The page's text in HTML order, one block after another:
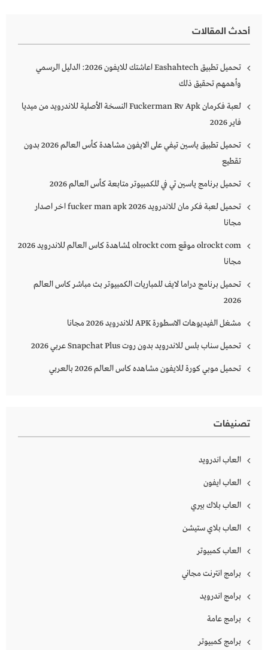
أحدث المقالات
تحميل تطبيق Eashahtech اعاشتك للايفون 2026: الدليل الرسمي
وأهمهم تحقيق ذلك
لعبة فكرمان Fuckerman Rv Apk النسخة الأصلية للاندرويد من ميديا
فاير 2026
تحميل تطبيق ياسين تيفي على الايفون مشاهدة كأس العالم 2026 بدون
تقطيع
تحميل برنامج ياسين تي في للكمبيوتر متابعة كأس العالم 2026
تحميل لعبة فكر مان للاندرويد 2026 fucker man apk اخر اصدار
مجانا
olrockt com موقع olrockt com لمشاهدة كاس العالم للاندرويد 2026
مجانا
تحميل برنامج دراما لايف للمباريات الكمبيوتر بث مباشر كاس العالم
2026
مشغل الفيديوهات الاسطورة APK للاندرويد 2026 مجانا
تحميل سناب بلس للاندرويد بدون روت Snapchat Plus‏ عربي 2026
تحميل موبي كورة للايفون مشاهده كاس العالم 2026 بالعربي
تصنيفات
العاب اندرويد
العاب ايفون
العاب بلاك بيري
العاب بلاي ستيشن
العاب كمبيوتر
برامج انترنت مجاني
برامج اندرويد
برامج عامة
برامج كمبيوتر